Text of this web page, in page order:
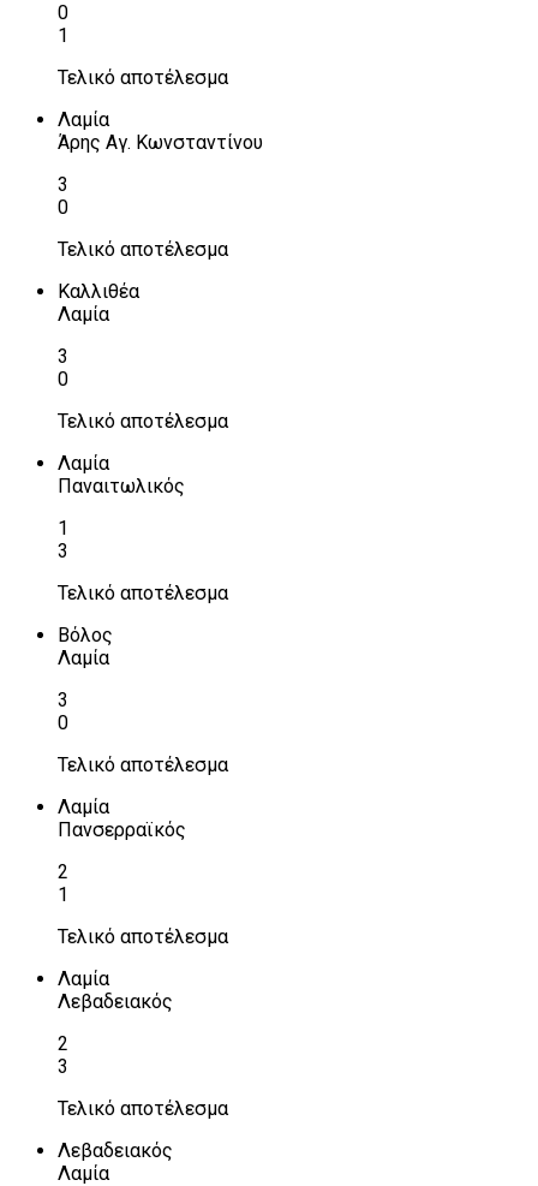
0
1
Τελικό αποτέλεσμα
Λαμία
Άρης Αγ. Κωνσταντίνου
3
0
Τελικό αποτέλεσμα
Καλλιθέα
Λαμία
3
0
Τελικό αποτέλεσμα
Λαμία
Παναιτωλικός
1
3
Τελικό αποτέλεσμα
Βόλος
Λαμία
3
0
Τελικό αποτέλεσμα
Λαμία
Πανσερραϊκός
2
1
Τελικό αποτέλεσμα
Λαμία
Λεβαδειακός
2
3
Τελικό αποτέλεσμα
Λεβαδειακός
Λαμία